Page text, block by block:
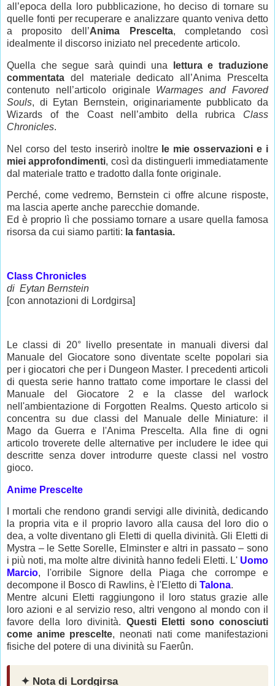
all’epoca della loro pubblicazione, ho deciso di tornare su
quelle fonti per recuperare e analizzare quanto veniva detto
a proposito dell’Anima Prescelta, completando così
idealmente il discorso iniziato nel precedente articolo.
Quella che segue sarà quindi una
lettura e traduzione
commentata del materiale dedicato all’Anima Prescelta
contenuto nell’articolo originale Warmages and Favored
Souls, di Eytan Bernstein, originariamente pubblicato da
Wizards of the Coast nell’ambito della rubrica Class
Chronicles.
Nel corso del testo inserirò inoltre le mie osservazioni e i
miei approfondimenti, così da distinguerli immediatamente
dal materiale tratto e tradotto dalla fonte originale.
Perché, come vedremo, Bernstein ci offre alcune risposte,
ma lascia aperte anche parecchie domande.
Ed è proprio lì che possiamo tornare a usare quella famosa
risorsa da cui siamo partiti: la fantasia.
Class Chronicles
di Eytan Bernstein
[con annotazioni di Lordgirsa]
Le classi di 20° livello presentate in manuali diversi dal
Manuale del Giocatore sono diventate scelte popolari sia
per i giocatori che per i Dungeon Master. I precedenti articoli
di questa serie hanno trattato come importare le classi del
Manuale del Giocatore 2 e la classe del warlock
nell'ambientazione di Forgotten Realms. Questo articolo si
concentra su due classi del Manuale delle Miniature: il
Mago da Guerra e l'Anima Prescelta. Alla fine di ogni
articolo troverete delle alternative per includere le idee qui
descritte senza dover introdurre queste classi nel vostro
gioco.
Anime Prescelte
I mortali che rendono grandi servigi alle divinità, dedicando
la propria vita e il proprio lavoro alla causa del loro dio o
dea, a volte diventano gli Eletti di quella divinità. Gli Eletti di
Mystra – le Sette Sorelle, Elminster e altri in passato – sono
i più noti, ma molte altre divinità hanno fedeli Eletti. L' Uomo
Marcio, l'orribile Signore della Piaga che corrompe e
decompone il Bosco di Rawlins, è l'Eletto di Talona.
Mentre alcuni Eletti raggiungono il loro status grazie alle
loro azioni e al servizio reso, altri vengono al mondo con il
favore della loro divinità. Questi Eletti sono conosciuti
come anime prescelte, neonati nati come manifestazioni
fisiche del potere di una divinità su Faerûn.
✦ Nota di Lordgirsa